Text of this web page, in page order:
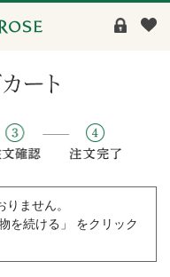
ません。
を続ける」 をクリック